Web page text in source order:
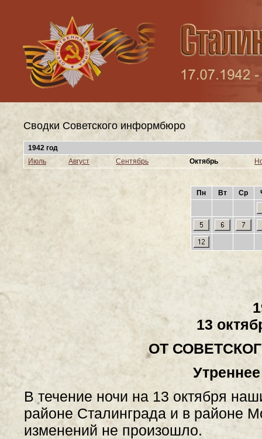
Сводки Cоветского информбюро
1942 год
Июль
Август Сентябрь Октябрь
Пн Вт Ср
13
ОТ
В течение ночи на 13 октября
районе Сталинграда и в районе
изменений не произошло.